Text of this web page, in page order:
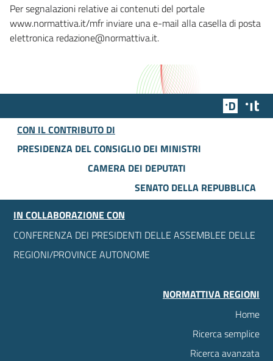
Per segnalazioni relative ai contenuti del portale
www.normattiva.it/mfr inviare una e-mail alla casella di posta
elettronica redazione@normattiva.it.
Team
CON IL CONTRIBUTO DI
PRESIDENZA DEL CONSIGLIO DEI MINISTRI
CAMERA DEI DEPUTATI
SENATO DELLA REPUBBLICA
IN COLLABORAZIONE CON
CONFERENZA DEI PRESIDENTI DELLE ASSEMBLEE DELLE
REGIONI/PROVINCE AUTONOME
NORMATTIVA REGIONI
Home
Ricerca semplice
Ricerca avanzata